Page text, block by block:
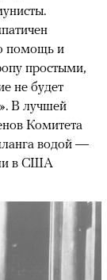
помощь и
простыми,
не будет
В лучшей
Комитета
водой —
в США